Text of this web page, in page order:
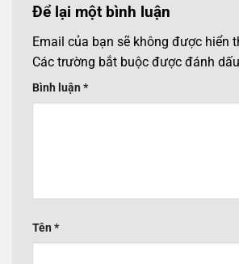
Để lại một bình luận
Email của bạn sẽ không được hiển
Các trường bắt buộc được đánh dấu
Bình luận *
Tên *